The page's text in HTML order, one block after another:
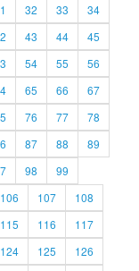
32 33
34
43 44
45
54 55
56
65 66
67
76 77
78
87 88
89
98
99
106 107
108
115 116
117
124 125
126